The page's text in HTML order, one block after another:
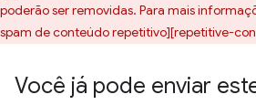
poderão ser removidas. Para mais
spam de conteúdo repetitivo][repetitive-
Você já pode enviar